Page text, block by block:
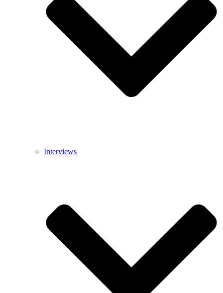
Interviews